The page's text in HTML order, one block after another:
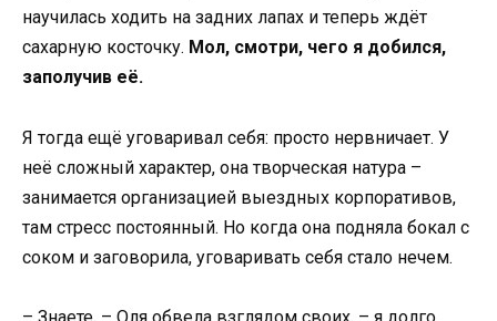
научилась ходить на задних лапах и теперь ждёт
сахарную косточку. Мол, смотри, чего я добился,
заполучив её.
Я тогда ещё уговаривал себя: просто нервничает. У
неё сложный характер, она творческая натура –
занимается организацией выездных корпоративов,
там стресс постоянный. Но когда она подняла бокал с
соком и заговорила, уговаривать себя стало нечем.